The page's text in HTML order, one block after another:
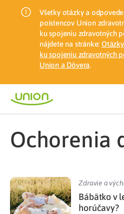
Všetky otázky a
poistencov Union
ku spojeniu zdravotných
nájdete na stránke:
ku spojeniu zdravotných
Union a Dôvera.
Ochorenia
Zdravie a
Bábätko v
horúčavy?